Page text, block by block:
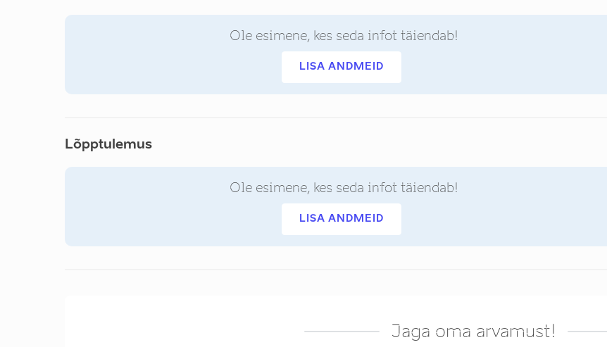
Ole esimene, kes seda infot täiendab!
LISA ANDMEID
Lõpptulemus
Ole esimene, kes seda infot täiendab!
LISA ANDMEID
Jaga oma arvamust!